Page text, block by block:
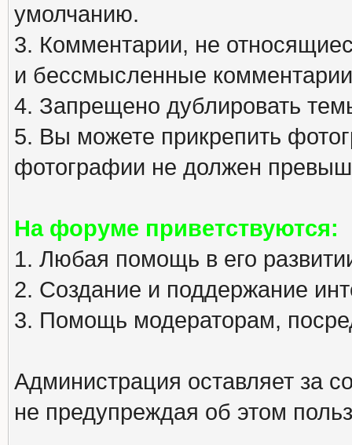
умолчанию.
3. Комментарии, не
и бессмысленные
4. Запрещено дублировать
5. Вы можете прикрепить
фотографии не должен
На форуме приветствуются:
1. Любая помощь в его
2. Создание и поддержание
3. Помощь модераторам,
Администрация оставляет за
не предупреждая об этом